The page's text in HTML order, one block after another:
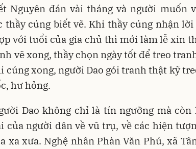
Nguyên đán vài tháng và người muốn
thầy cúng biết vẽ. Khi thầy cúng nhận
với tuổi của gia chủ thì mới làm lễ xin
vẽ xong, thầy chọn ngày tốt để treo
cúng xong, người Dao gói tranh thật kỹ
hư hỏng.
Dao không chỉ là tín ngưỡng mà còn
của người dân về vũ trụ, về các hiện
xa xưa. Nghệ nhân Phàn Văn Phú, xã